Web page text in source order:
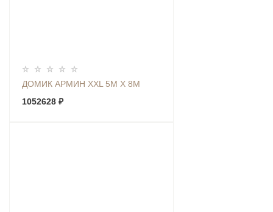
ДОМИК АРМИН XXL 5М Х 8М
1052628 ₽